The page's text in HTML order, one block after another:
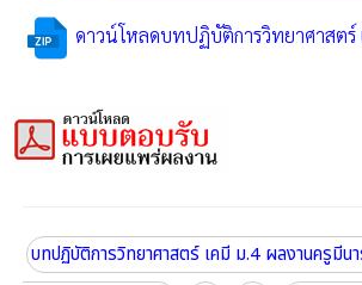
ดาวน์โหลดบทปฏิบัติการวิทยาศาสตร์
บทปฏิบัติการวิทยาศาสตร์ เคมี ม.4 ผลงานครูมีน